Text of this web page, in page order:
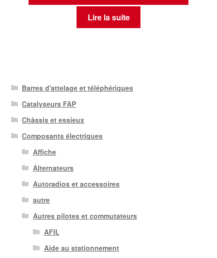
Lire la suite
Barres d'attelage et téléphériques
Catalyseurs FAP
Châssis et essieux
Composants électriques
Affiche
Alternateurs
Autoradios et accessoires
autre
Autres pilotes et commutateurs
AFIL
Aide au stationnement